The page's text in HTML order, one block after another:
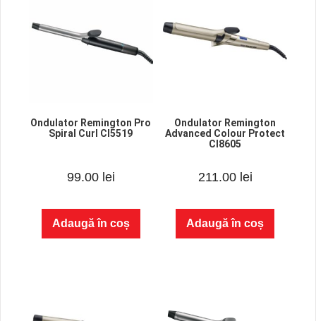
Ondulator Remington Pro
Spiral Curl CI5519
0
o
5
99.00 lei
Adaugă în coș
Ondulator Remington
Advanced Colour Protect
CI8605
0
o
5
211.00 lei
Adaugă în coș